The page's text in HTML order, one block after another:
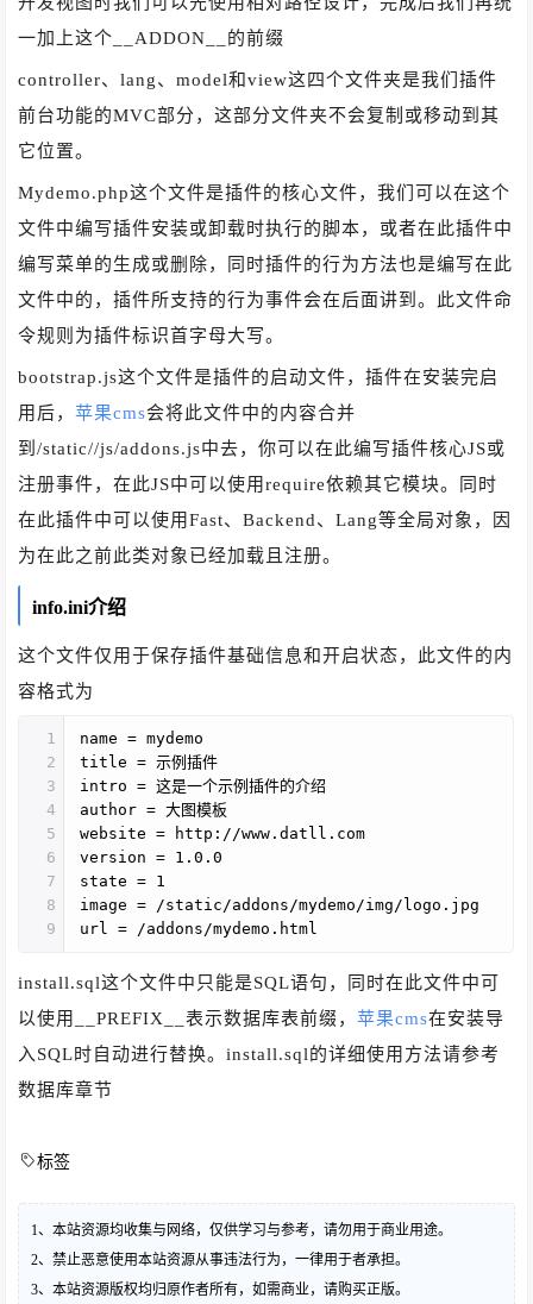
一加上这个__ADDON__的前缀
controller、lang、model和view这四个文件夹是我们插件
前台功能的MVC部分，这部分文件夹不会复制或移动到其
它位置。
Mydemo.php这个文件是插件的核心文件，我们可以在这个
文件中编写插件安装或卸载时执行的脚本，或者在此插件中
编写菜单的生成或删除，同时插件的行为方法也是编写在此
文件中的，插件所支持的行为事件会在后面讲到。此文件命
令规则为插件标识首字母大写。
bootstrap.js这个文件是插件的启动文件，插件在安装完启
用后，苹果cms会将此文件中的内容合并
到/static//js/addons.js中去，你可以在此编写插件核心JS或
注册事件，在此JS中可以使用require依赖其它模块。同时
在此插件中可以使用Fast、Backend、Lang等全局对象，因
为在此之前此类对象已经加载且注册。
info.ini介绍
这个文件仅用于保存插件基础信息和开启状态，此文件的内
容格式为
1
2
3
4
5
6
7
8
9
name = mydemo
title = 示例插件
intro = 这是一个示例插件的介绍
author = 大图模板
website = http://www.datll.com
version = 1.0.0
state = 1
image = /static/addons/mydemo/img/logo.jpg
url = /addons/mydemo.html
install.sql这个文件中只能是SQL语句，同时在此文件中可
以使用__PREFIX__表示数据库表前缀，苹果cms在安装导
入SQL时自动进行替换。install.sql的详细使用方法请参考
数据库章节
标签
1、本站资源均收集与网络，仅供学习与参考，请勿用于商业用途。
2、禁止恶意使用本站资源从事违法行为，一律用于者承担。
3、本站资源版权均归原作者所有，如需商业，请购买正版。